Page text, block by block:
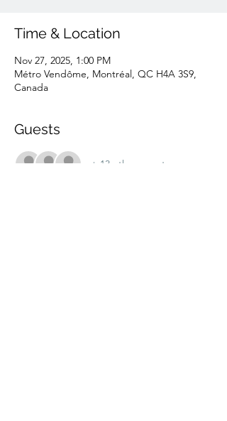
Time & Location
Nov 27, 2025, 1:00 PM
Métro Vendôme, Montréal, QC H4A 3S9,
Canada
Guests
+ 13 other guests